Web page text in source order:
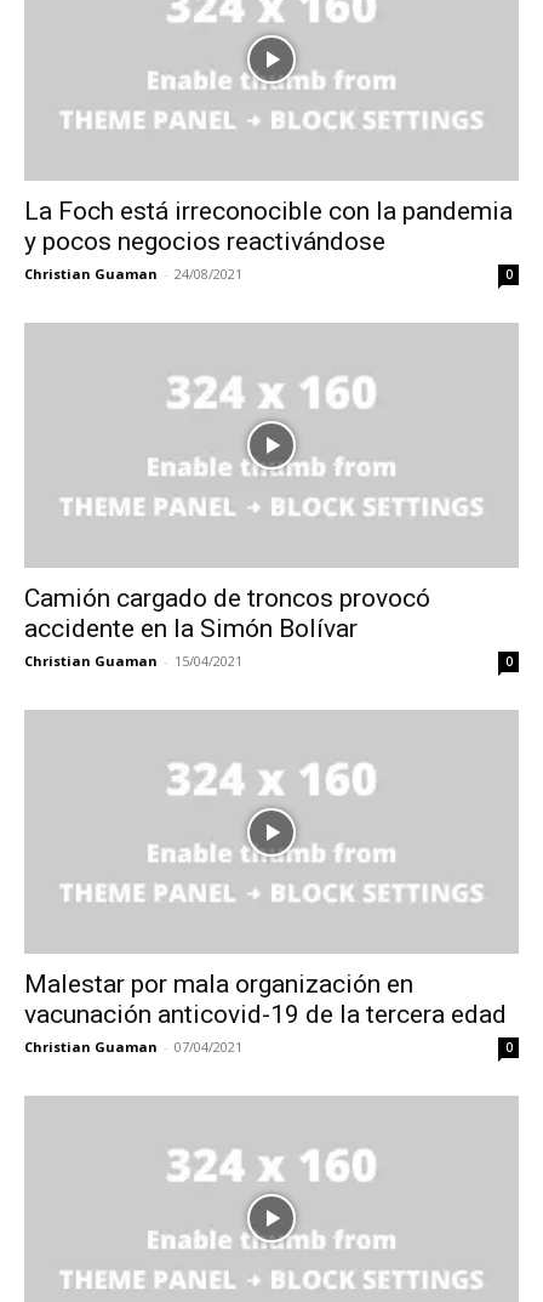
La Foch está irreconocible con la pandemia
y pocos negocios reactivándose
Christian Guaman - 24/08/2021 0
Camión cargado de troncos provocó
accidente en la Simón Bolívar
Christian Guaman - 15/04/2021 0
Malestar por mala organización en
vacunación anticovid-19 de la tercera edad
Christian Guaman - 07/04/2021 0